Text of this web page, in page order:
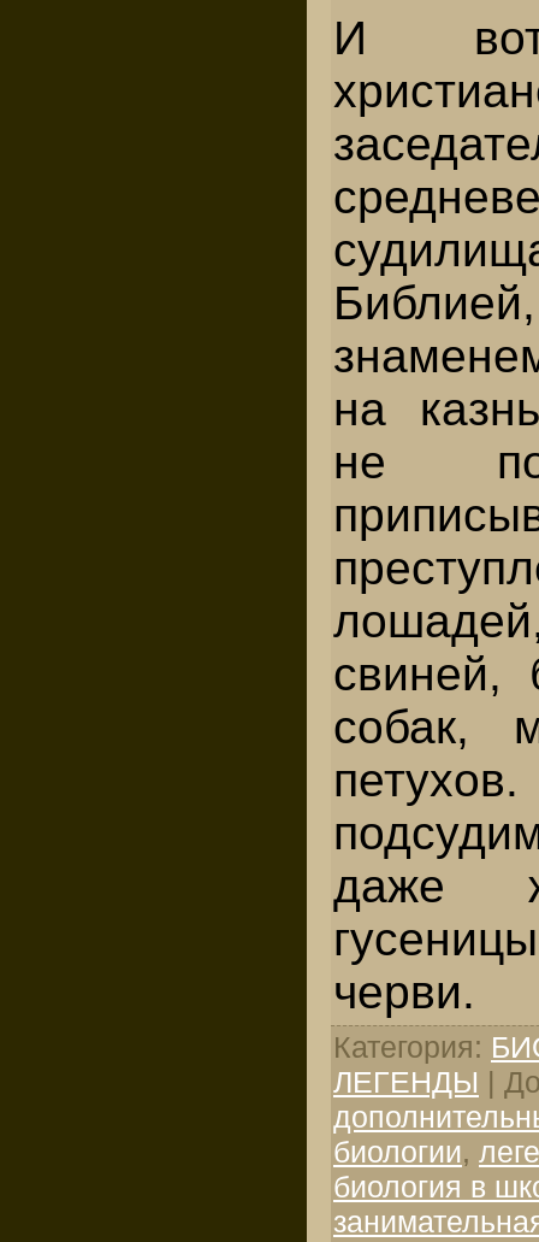
И
на
не
свиней,
собак,
даже
черви.
Категория:
ЛЕГЕНДЫ |
биологии,
биология в